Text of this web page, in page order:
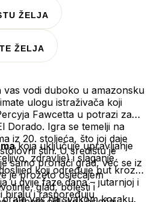
ŽELJA
ŽELJA
vas vodi duboko u amazonsku
ulogu istraživača koji
Fawcetta u potrazi za
Dorado. Igra se temelji na
iz 20. stoljeća, što joj daje
štih. U središtu je
samo pronaći grad, već se iz
je prožeto osjećajem
glad, bolesti i
prate vas na svakom koraku.
koja uključuje upravljanje
zdravlje) i slaganje
koji određuje put kroz
u dvije faze dana – jutarnjoj i
biraju i raspoređuju